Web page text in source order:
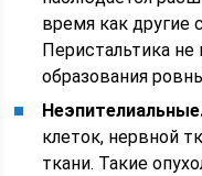
время как другие
Перистальтика
образования
клеток, нервной
ткани. Такие